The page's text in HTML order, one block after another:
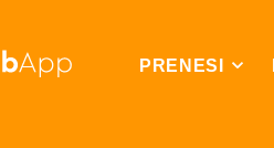
PRENESI